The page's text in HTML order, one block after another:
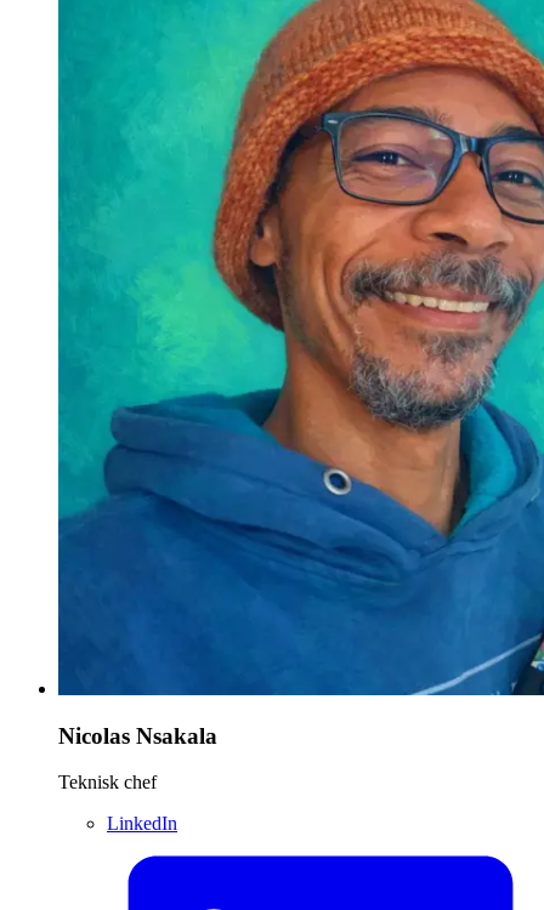
Nicolas Nsakala
Teknisk chef
LinkedIn